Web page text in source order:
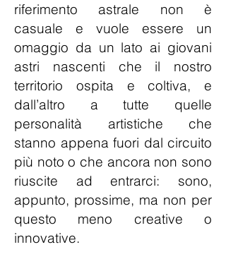
riferimento astrale non è
casuale e vuole essere un
omaggio da un lato ai giovani
astri nascenti che il nostro
territorio ospita e coltiva, e
dall’altro a tutte quelle
personalità artistiche che
stanno appena fuori dal circuito
più noto o che ancora non sono
riuscite ad entrarci: sono,
appunto, prossime, ma non per
questo meno creative o
innovative.